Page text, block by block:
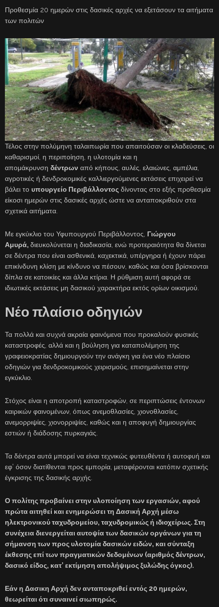
Προθεσμία 20 ημερών στις δασικές αρχές να εξετάσουν τα αιτήματα
των πολιτών
Τέλος στην πολύμηνη ταλαιπωρία που απαιτούσαν οι κλαδεύσεις, οι
καθαρισμοί, η περιποίηση, η υλοτομία και η
απομάκρυνση δέντρων από κήπους, αυλές, ελαιώνες, αμπέλια,
αγροτικές ή δενδροκομικές καλλιεργούμενες εκτάσεις επιχειρεί να
βάλει το υπουργείο Περιβάλλοντος δίνοντας στο εξής προθεσμία
είκοσι ημερών στις δασικές αρχές ώστε να ανταποκριθούν στα
σχετικά αιτήματα.
Με εγκύκλιο του Υφυπουργού Περιβάλλοντος, Γιώργου
Αμυρά, διευκολύνεται η διαδικασία, ενώ προτεραιότητα θα δίνεται
σε δέντρα που είναι ασθενικά, καχεκτικά, υπέργηρα ή έχουν πάρει
επικίνδυνη κλίση με κίνδυνο να πέσουν, καθώς και όσα βρίσκονται
δίπλα σε κατοικίες και άλλα κτίρια. Η ρύθμιση αυτή αφορά σε
ιδιωτικές εκτάσεις μη δασικού χαρακτήρα εκτός ορίων οικισμού.
Νέο πλαίσιο οδηγιών
Τα πολλά και συχνά ακραία φαινόμενα που προκαλούν φυσικές
καταστροφές, αλλά και η βούληση για καταπολέμηση της
γραφειοκρατίας δημιουργούν την ανάγκη για ένα νέο πλαίσιο
οδηγιών για δενδροκομικούς χειρισμούς, επισημαίνεται στην
εγκύκλιο.
Στόχος είναι η αποτροπή καταστροφών, σε περιπτώσεις έντονων
καιρικών φαινομένων, όπως ανεμοθλασίες, χιονοθλασίες,
ανεμορριψίες, χιονορριψίες, καθώς και η αποφυγή δημιουργίας
εστιών ή διάδοσης πυρκαγιάς.
Τα δέντρα αυτά μπορεί να είναι τεχνικώς φυτευθέντα ή αυτοφυή και
εφ’ όσον διατίθενται προς εμπορία, μεταφέρονται κατόπιν σχετικής
έγκρισης της δασικής αρχής.
Ο πολίτης προβαίνει στην υλοποίηση των εργασιών, αφού
πρώτα αιτηθεί και ενημερώσει τη Δασική Αρχή μέσω
ηλεκτρονικού ταχυδρομείου, ταχυδρομικώς ή ιδιοχείρως. Στη
συνέχεια διενεργείται αυτοψία των δασικών οργάνων για τη
σήμανση των προς υλοτομία δασικών ειδών, και σύνταξη
έκθεσης επί των πραγματικών δεδομένων (αριθμός δέντρων,
δασικό είδος, κατ’ εκτίμηση απολήψιμος ξυλώδης όγκος).
Εάν η Δασικη Αρχή δεν ανταποκριθεί εντός 20 ημερών,
θεωρείται ότι συναινεί σιωπηρώς.